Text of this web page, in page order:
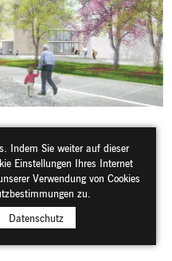
Indem Sie weiter auf dieser
Einstellungen Ihres Internet
Verwendung von Cookies
zu.
Datenschutz